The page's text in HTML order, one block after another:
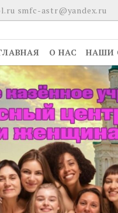
smfc-astr@yandex.ru
О НАС НАШИ